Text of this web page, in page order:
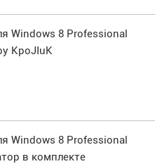
Windows 8 Professional
KpoJIuK
Windows 8 Professional
в комплекте